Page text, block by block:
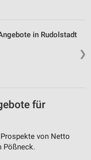
❯
in Rudolstadt
für
von Netto
Pößneck.